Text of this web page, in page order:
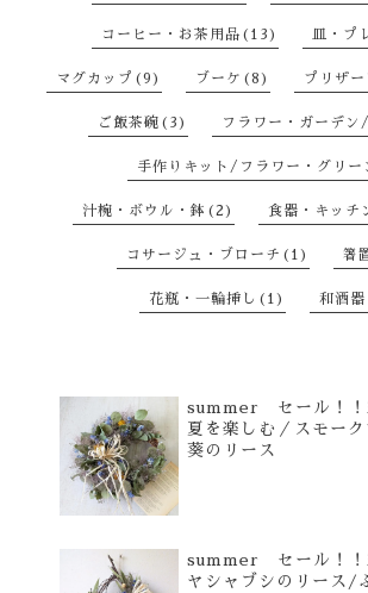
コーヒー・お茶用品(13) 皿・プ
マグカップ(9) ブーケ(8) プリザ
ご飯茶碗(3) フラワー・ガーデ
手作りキット/フラワー・グリ
汁椀・ボウル・鉢(2) 食器・キッ
コサージュ・ブローチ(1) 箸
花瓶・一輪挿し(1) 和酒
summer セール！
夏を楽しむ／スモーク
葵のリース
summer セール！
ヤシャブシのリース/